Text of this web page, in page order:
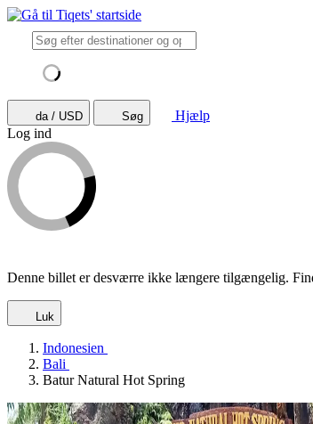
da / USD Søg
Hjælp
Log ind
Denne billet er desværre ikke længere tilgængelig.
Luk
Indonesien
Bali
Batur Natural Hot Spring